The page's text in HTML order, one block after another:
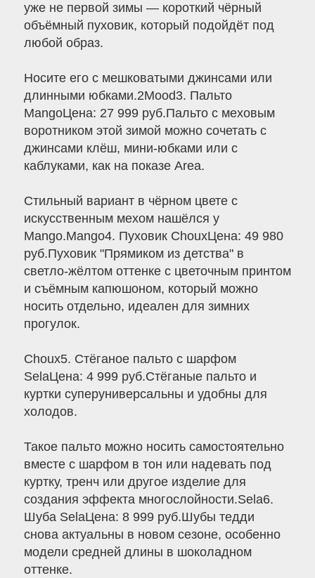
уже не первой зимы — короткий чёрный
объёмный пуховик, который подойдёт под
любой образ.
Носите его с мешковатыми джинсами или
длинными юбками.2Mood3. Пальто
MangoЦена: 27 999 руб.Пальто с меховым
воротником этой зимой можно сочетать с
джинсами клёш, мини-юбками или с
каблуками, как на показе Area.
Стильный вариант в чёрном цвете с
искусственным мехом нашёлся у
Mango.Mango4. Пуховик ChouxЦена: 49 980
руб.Пуховик "Прямиком из детства" в
светло-жёлтом оттенке с цветочным принтом
и съёмным капюшоном, который можно
носить отдельно, идеален для зимних
прогулок.
Choux5. Стёганое пальто с шарфом
SelaЦена: 4 999 руб.Стёганые пальто и
куртки суперуниверсальны и удобны для
холодов.
Такое пальто можно носить самостоятельно
вместе с шарфом в тон или надевать под
куртку, тренч или другое изделие для
создания эффекта многослойности.Sela6.
Шуба SelaЦена: 8 999 руб.Шубы тедди
снова актуальны в новом сезоне, особенно
модели средней длины в шоколадном
оттенке.